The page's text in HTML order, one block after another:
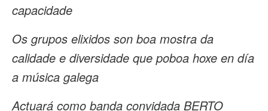
capacidade
Os grupos elixidos son boa mostra da
calidade e diversidade que poboa hoxe en día
a música galega
Actuará como banda convidada BERTO